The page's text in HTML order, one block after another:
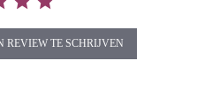
REVIEW TE SCHRIJVEN